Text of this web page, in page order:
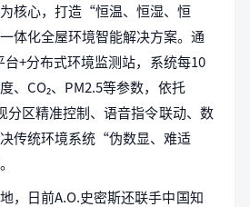
核心，打造“恒温、恒湿、恒
体化全屋环境智能解决方案。通
+分布式环境监测站，系统每10
、CO₂、PM2.5等参数，依托
分区精准控制、语音指令联动、数
传统环境系统“伪数显、难适
，日前A.O.史密斯还联手中国知